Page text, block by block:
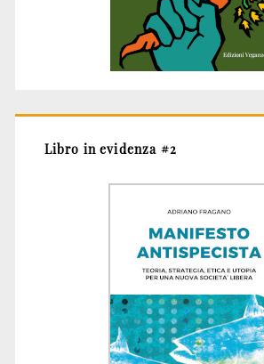
Libro in evidenza #2